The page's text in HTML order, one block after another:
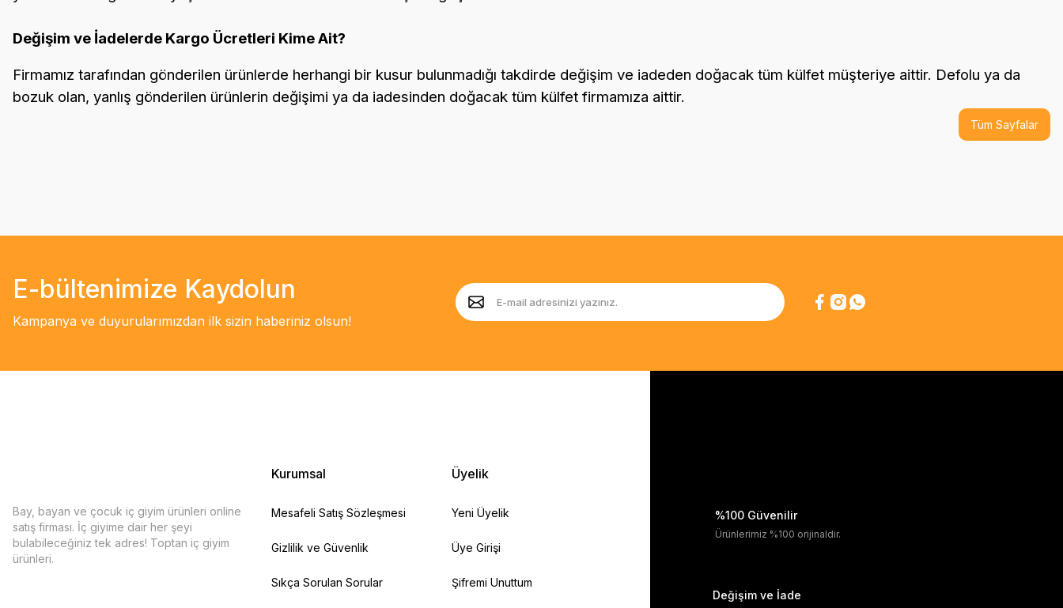
Değişim ve İadelerde Kargo Ücretleri Kime Ait?
Firmamız tarafından gönderilen ürünlerde herhangi bir kusur bulunmadığı takdirde değişim ve iadeden doğacak tüm külfet müşteriye aittir. Defolu ya da
bozuk olan, yanlış gönderilen ürünlerin değişimi ya da iadesinden doğacak tüm külfet firmamıza aittir.
Tüm Sayfalar
E-bültenimize Kaydolun
Kampanya ve duyurularımızdan ilk sizin haberiniz olsun!
Bay, bayan ve çocuk iç giyim ürünleri online
satış firması. İç giyime dair her şeyi
bulabileceğiniz tek adres! Toptan iç giyim
ürünleri.
Kurumsal
Mesafeli Satış Sözleşmesi
Gizlilik ve Güvenlik
Sıkça Sorulan Sorular
Üyelik
Yeni Üyelik
Üye Girişi
Şifremi Unuttum
%100 Güvenilir
Ürünlerimiz %100 orijinaldir.
Değişim ve İade